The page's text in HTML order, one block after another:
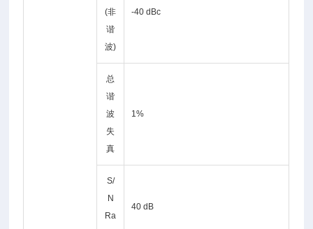
(非
谐
波)
-40 dBc
总
谐
波
失
真
1%
S/
N
Ra
40 dB